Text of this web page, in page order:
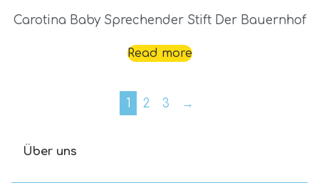
Carotina Baby Sprechender Stift Der Bauernhof
Read more
1 2 3 →
Über uns